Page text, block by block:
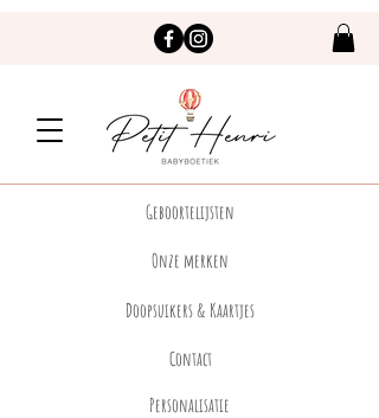
Geboortelijsten
Onze merken
Doopsuikers & Kaartjes
Contact
Personalisatie